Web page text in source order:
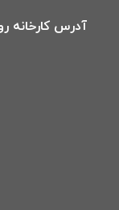
آدرس کارخانه